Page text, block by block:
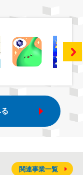
関連事業一覧